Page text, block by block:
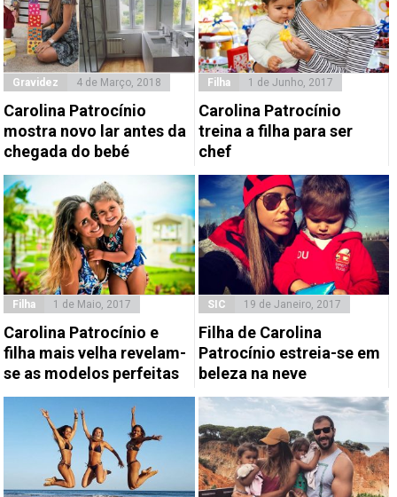
Gravidez 4 de Março, 2018
Carolina Patrocínio
mostra novo lar antes da
chegada do bebé
Filha 1 de Junho, 2017
Carolina Patrocínio
treina a filha para ser
chef
Filha 1 de Maio, 2017
Carolina Patrocínio e
filha mais velha revelam-
se as modelos perfeitas
SIC 19 de Janeiro, 2017
Filha de Carolina
Patrocínio estreia-se em
beleza na neve